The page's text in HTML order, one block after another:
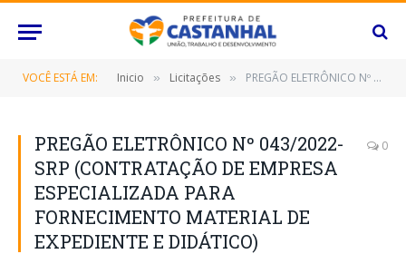
VOCÊ ESTÁ EM: Inicio » Licitações » PREGÃO ELETRÔNICO Nº 043/2022-SRP (CONTRATAÇÃO DE EMPRESA ESPECIALIZADA PARA FORNECIMENTO MATERIAL DE EXPEDIENTE E DIDÁTICO)
PREGÃO ELETRÔNICO Nº 043/2022-
SRP (CONTRATAÇÃO DE EMPRESA
ESPECIALIZADA PARA
FORNECIMENTO MATERIAL DE
EXPEDIENTE E DIDÁTICO)
0